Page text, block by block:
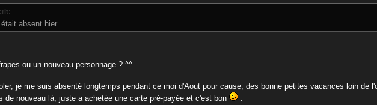
absent hier...
ou un nouveau personnage ? ^^
je me suis absenté longtemps pendant ce moi d'Aout pour cause, des bonne petites vacances loin de
de nouveau là, juste a achetée une carte pré-payée et c'est bon
.